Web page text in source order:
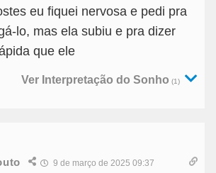
eu fiquei nervosa e pedi pra
lo, mas ela subiu e pra dizer
que ele
Ver Interpretação do Sonho (1)
9 de março de 2025 09:37